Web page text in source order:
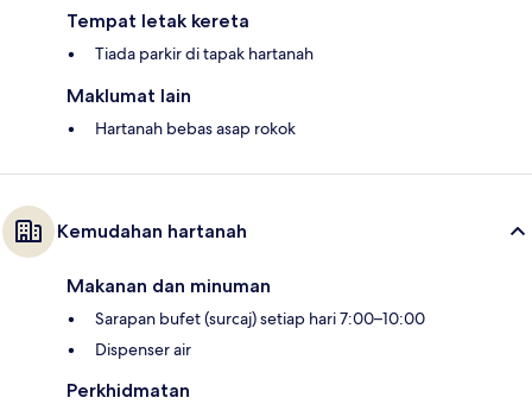
Tempat letak kereta
Tiada parkir di tapak hartanah
Maklumat lain
Hartanah bebas asap rokok
Kemudahan hartanah
Makanan dan minuman
Sarapan bufet (surcaj) setiap hari 7:00–10:00
Dispenser air
Perkhidmatan